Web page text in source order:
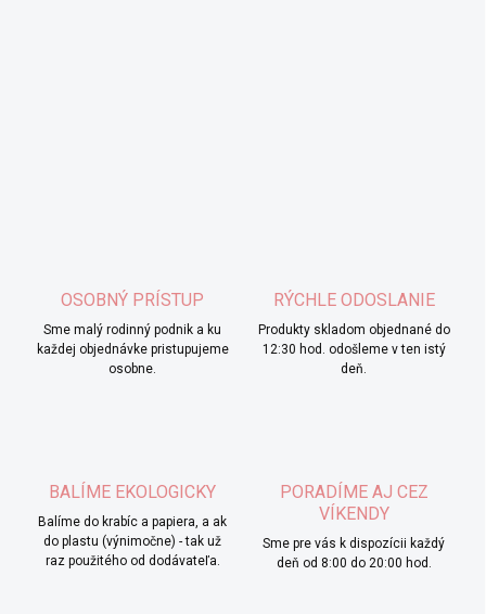
OSOBNÝ PRÍSTUP
Sme malý rodinný podnik a ku
každej objednávke pristupujeme
osobne.
RÝCHLE ODOSLANIE
Produkty skladom objednané do
12:30 hod. odošleme v ten istý
deň.
BALÍME EKOLOGICKY
Balíme do krabíc a papiera, a ak
do plastu (výnimočne) - tak už
raz použitého od dodávateľa.
PORADÍME AJ CEZ
VÍKENDY
Sme pre vás k dispozícii každý
deň od 8:00 do 20:00 hod.